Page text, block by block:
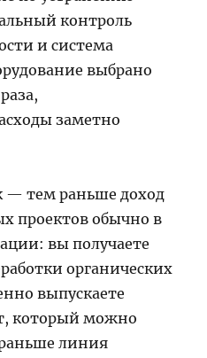
контроль
и система
выбрано
заметно
— тем раньше доход
проектов обычно в
вы получаете
органических
выпускаете
который можно
линия